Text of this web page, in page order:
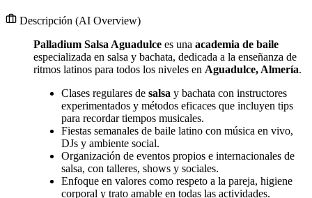
Descripción (AI Overview)
Palladium Salsa Aguadulce es una academia de baile
especializada en salsa y bachata, dedicada a la enseñanza de
ritmos latinos para todos los niveles en Aguadulce, Almería.
Clases regulares de salsa y bachata con instructores
experimentados y métodos eficaces que incluyen tips
para recordar tiempos musicales.
Fiestas semanales de baile latino con música en vivo,
DJs y ambiente social.
Organización de eventos propios e internacionales de
salsa, con talleres, shows y sociales.
Enfoque en valores como respeto a la pareja, higiene
corporal y trato amable en todas las actividades.